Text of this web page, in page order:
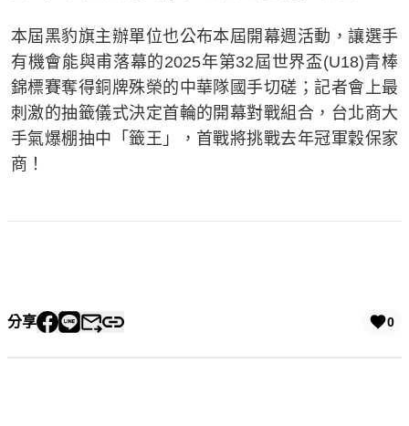
本屆黑豹旗主辦單位也公布本屆開幕週活動，讓選手
有機會能與甫落幕的2025年第32屆世界盃(U18)青棒
錦標賽奪得銅牌殊榮的中華隊國手切磋；記者會上最
刺激的抽籤儀式決定首輪的開幕對戰組合，台北商大
手氣爆棚抽中「籤王」，首戰將挑戰去年冠軍穀保家
商！
分享 0